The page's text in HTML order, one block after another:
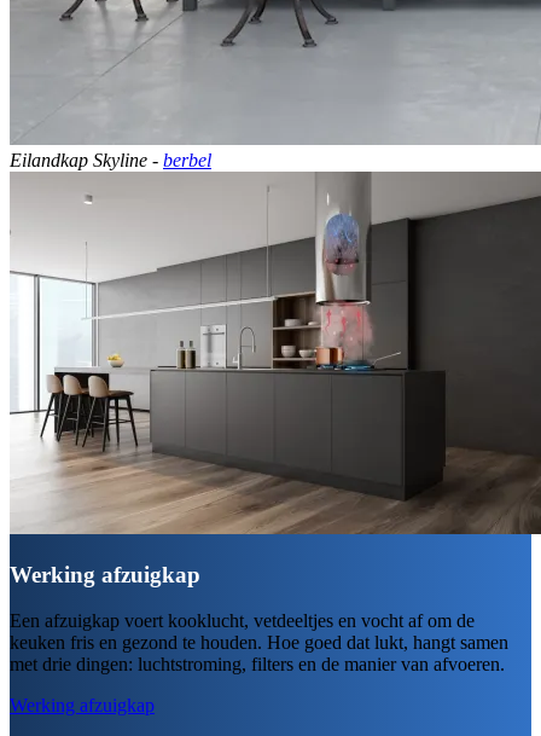
Eilandkap Skyline - berbel
Werking afzuigkap
Een afzuigkap voert kooklucht, vetdeeltjes en vocht af om de
keuken fris en gezond te houden. Hoe goed dat lukt, hangt samen
met drie dingen: luchtstroming, filters en de manier van afvoeren.
Werking afzuigkap